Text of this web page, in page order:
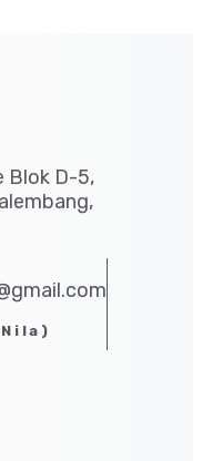
Blok D-5,